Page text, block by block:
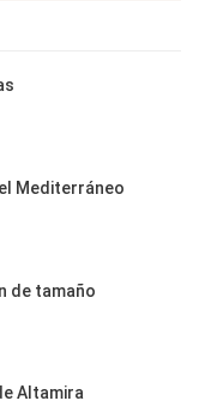
Mediterráneo
de tamaño
Altamira